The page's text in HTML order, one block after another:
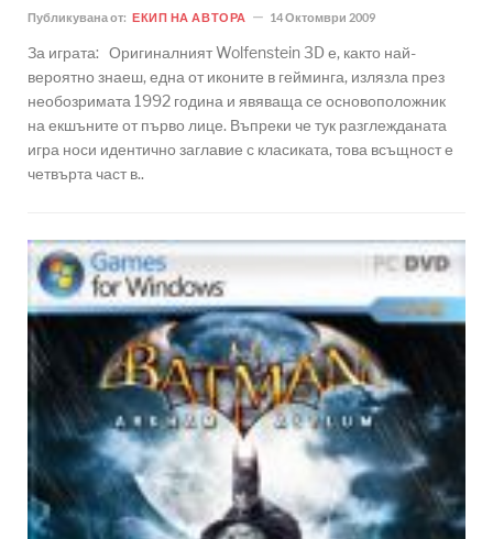
Публикувана от: ЕКИП НА АВТОРА 14 Октомври 2009
За играта: Оригиналният Wolfenstein 3D е, както най-
вероятно знаеш, една от иконите в гейминга, излязла през
необозримата 1992 година и явяваща се основоположник
на екшъните от първо лице. Въпреки че тук разглежданата
игра носи идентично заглавие с класиката, това всъщност е
четвърта част в..